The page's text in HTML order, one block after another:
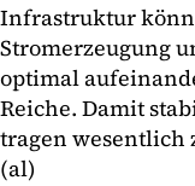
Infrastruktur
Stromerzeugung
optimal
Reiche. Damit
tragen wesentlich
(al)